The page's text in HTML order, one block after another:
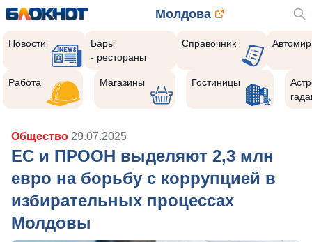
Молдова
Новости
Бары
- рестораны
Справочник Автомир
Работа Магазины Гостиницы
Общество 29.07.2025
ЕС и ПРООН выделяют 2,3 млн
евро на борьбу с коррупцией в
избирательных процессах
Молдовы